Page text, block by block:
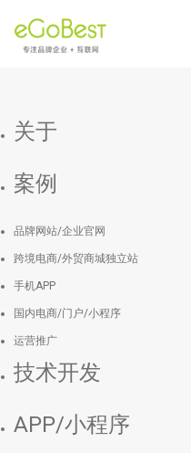
关于
案例
品牌网站/企业官网
跨境电商/外贸商城独立站
手机APP
国内电商/门户/小程序
运营推广
技术开发
APP/小程序